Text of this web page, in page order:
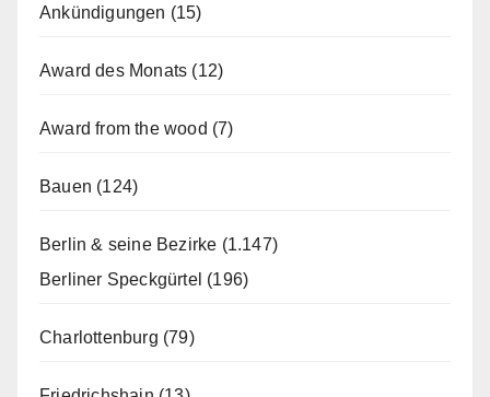
Ankündigungen (15)
Award des Monats (12)
Award from the wood (7)
Bauen (124)
Berlin & seine Bezirke (1.147)
Berliner Speckgürtel (196)
Charlottenburg (79)